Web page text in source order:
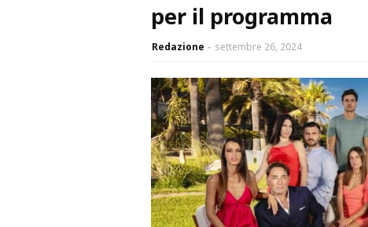
per il programma
Redazione settembre 26, 2024